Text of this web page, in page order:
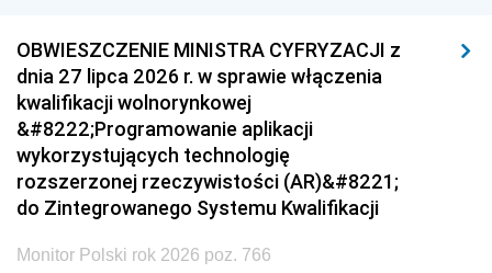
OBWIESZCZENIE MINISTRA CYFRYZACJI z
dnia 27 lipca 2026 r. w sprawie włączenia
kwalifikacji wolnorynkowej
&#8222;Programowanie aplikacji
wykorzystujących technologię
rozszerzonej rzeczywistości (AR)&#8221;
do Zintegrowanego Systemu Kwalifikacji
Monitor Polski rok 2026 poz. 766